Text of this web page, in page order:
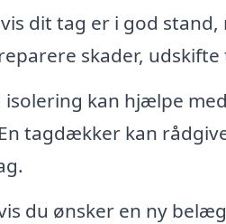
dit tag er i god
skader,
isolering kan hjælpe
tagdækker kan
du ønsker en ny